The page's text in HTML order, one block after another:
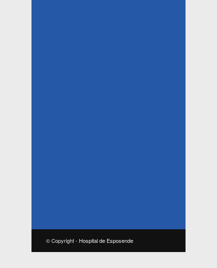
© Copyright - Hospital de Esposende